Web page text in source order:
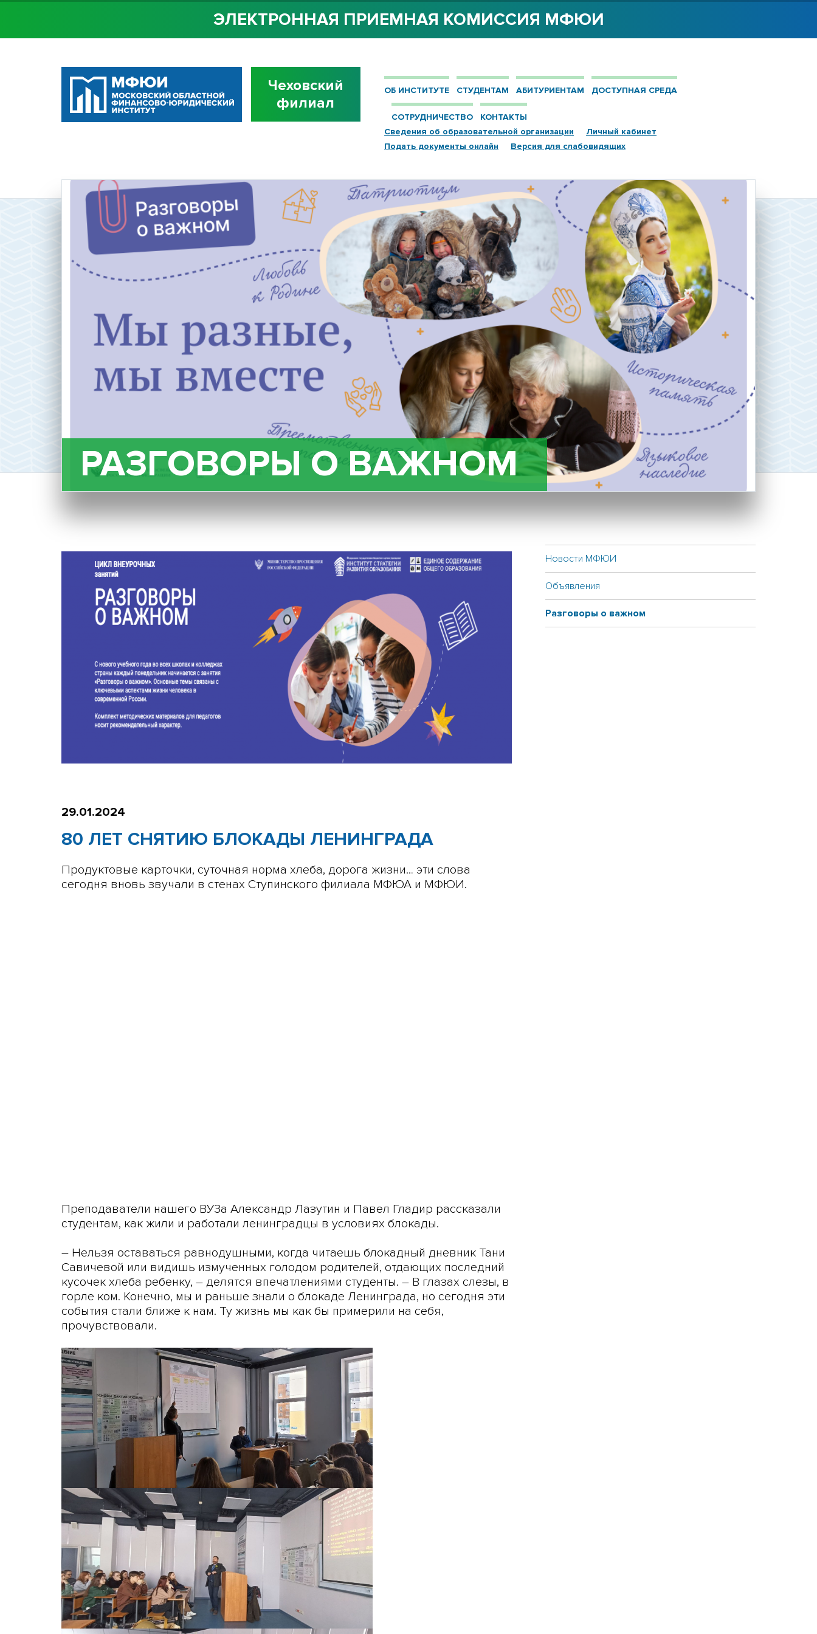
ЭЛЕКТРОННАЯ ПРИЕМНАЯ КОМИССИЯ МФЮИ
Чеховский
филиал
ОБ ИНСТИТУТЕ СТУДЕНТАМ АБИТУРИЕНТАМ ДОСТУПНАЯ СРЕДА
СОТРУДНИЧЕСТВО
КОНТАКТЫ
Сведения об образовательной организации
Личный кабинет
Подать документы онлайн
Версия для слабовидящих
РАЗГОВОРЫ О ВАЖНОМ
Новости МФЮИ
Объявления
Разговоры о важном
29.01.2024
80 ЛЕТ СНЯТИЮ БЛОКАДЫ ЛЕНИНГРАДА
Продуктовые карточки, суточная норма хлеба, дорога жизни… эти слова
сегодня вновь звучали в стенах Ступинского филиала МФЮА и МФЮИ.
Преподаватели нашего ВУЗа Александр Лазутин и Павел Гладир рассказали
студентам, как жили и работали ленинградцы в условиях блокады.
– Нельзя оставаться равнодушными, когда читаешь блокадный дневник Тани
Савичевой или видишь измученных голодом родителей, отдающих последний
кусочек хлеба ребенку, – делятся впечатлениями студенты. – В глазах слезы, в
горле ком. Конечно, мы и раньше знали о блокаде Ленинграда, но сегодня эти
события стали ближе к нам. Ту жизнь мы как бы примерили на себя,
прочувствовали.